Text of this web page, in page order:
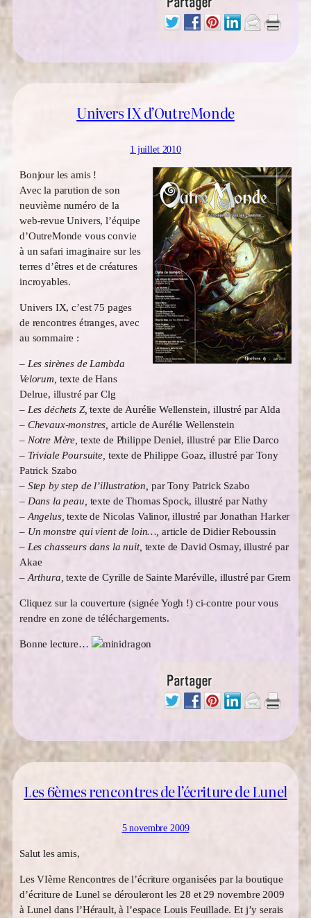
Univers IX d’OutreMonde
1 juillet 2010
Bonjour les amis !
Avec la parution de son
neuvième numéro de la
web-revue Univers, l’équipe
d’OutreMonde vous convie
à un safari imaginaire sur les
terres d’êtres et de créatures
incroyables.
Univers IX, c’est 75 pages
de rencontres étranges, avec
au sommaire :
– Les sirènes de Lambda
Velorum, texte de Hans
Delrue, illustré par Clg
– Les déchets Z, texte de Aurélie Wellenstein, illustré par Alda
– Chevaux-monstres, article de Aurélie Wellenstein
– Notre Mère, texte de Philippe Deniel, illustré par Elie Darco
– Triviale Poursuite, texte de Philippe Goaz, illustré par Tony
Patrick Szabo
– Step by step de l’illustration, par Tony Patrick Szabo
– Dans la peau, texte de Thomas Spock, illustré par Nathy
– Angelus,texte de Nicolas Valinor, illustré par Jonathan Harker
– Un monstre qui vient de loin…, article de Didier Reboussin
–Les chasseurs dans la nuit, texte de David Osmay, illustré par
Akae
– Arthura,texte de Cyrille de Sainte Maréville, illustré par Grem
Cliquez sur la couverture (signée Yogh !) ci-contre pour vous
rendre en zone de téléchargements.
Bonne lecture…
Les 6èmes rencontres de l’écriture de Lunel
5 novembre 2009
Salut les amis,
Les VIème Rencontres de l’écriture organisées par la boutique
d’écriture de Lunel se dérouleront les 28 et 29 novembre 2009
à Lunel dans l’Hérault, à l’espace Louis Feuillade. Et j’y serais